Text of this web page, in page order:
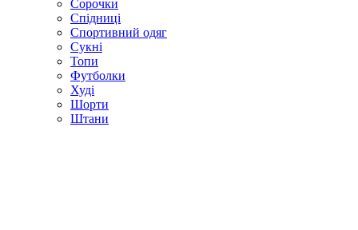
Сорочки
Спідниці
Спортивний одяг
Сукні
Топи
Футболки
Худі
Шорти
Штани